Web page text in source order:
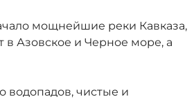
мощнейшие реки Кавказа,
в Азовское и Черное море, а
водопадов, чистые и